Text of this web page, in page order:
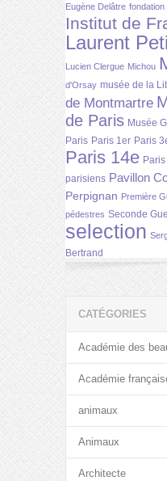
Eugène Delâtre fondation
Institut de
Laurent
Lucien Clergue Michou
d'Orsay musée de la
de Montmartre
de Paris Musée
Paris Paris 1er Paris
Paris 14e
parisiens Pavillon
Perpignan Première
pédestres Seconde
selection
Bertrand
CATÉGORIES
Académie des
Académie
animaux
Animaux
Architecte